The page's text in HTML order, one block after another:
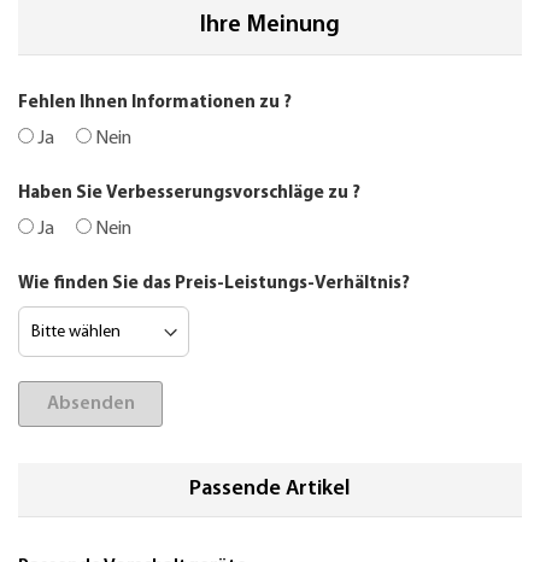
Ihre Meinung
Fehlen Ihnen Informationen zu ?
Ja Nein
Haben Sie Verbesserungsvorschläge zu ?
Ja Nein
Wie finden Sie das Preis-Leistungs-Verhältnis?
Absenden
Passende Artikel